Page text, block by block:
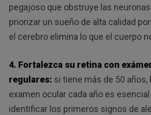
pegajoso que obstruye las
priorizar un sueño de alta calidad
el cerebro elimina lo que el cuerpo
4. Fortalezca su retina con
regulares: si tiene más de 50 años,
examen ocular cada año es esencial
identificar los primeros signos de